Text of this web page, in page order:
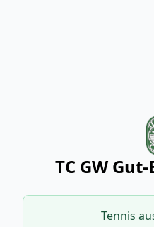
TC GW
Tennis